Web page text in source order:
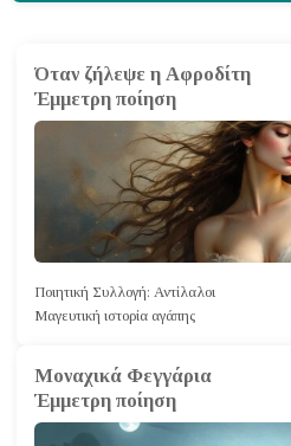
Όταν ζήλεψε η Αφροδίτη
Έμμετρη ποίηση
Ποιητική Συλλογή: Αντίλαλοι
Μαγευτική ιστορία αγάπης
Μοναχικά Φεγγάρια
Έμμετρη ποίηση